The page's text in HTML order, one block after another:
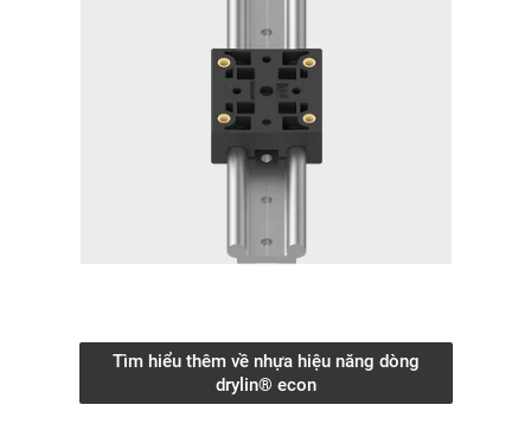
Tìm hiểu thêm về nhựa hiệu năng dòng
drylin® econ